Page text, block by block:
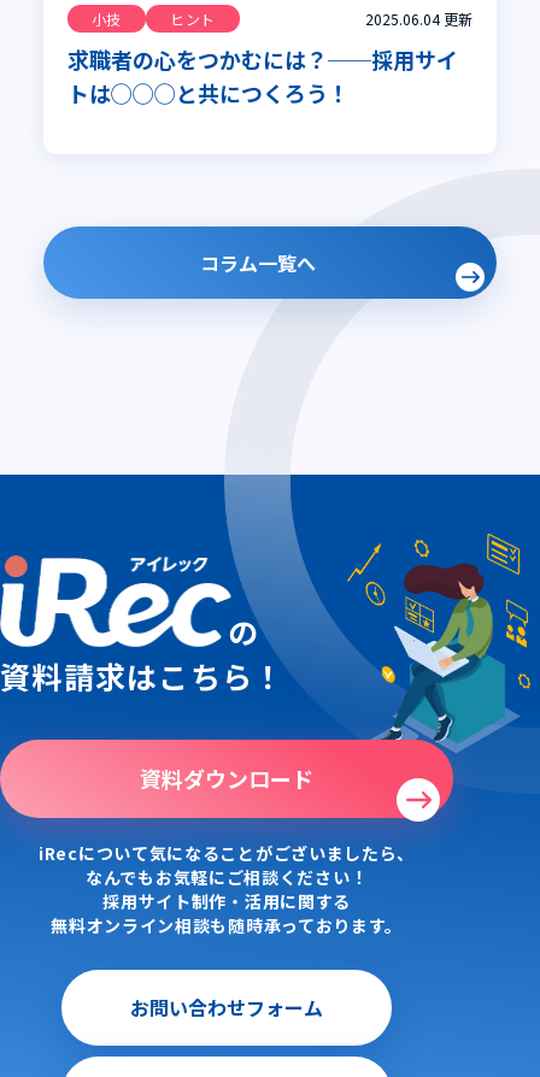
小技 ヒント 2025.06.04更新
求職者の心をつかむには？──採用サイ
トは◯◯◯と共につくろう！
コラム一覧へ
の
資料請求はこちら！
資料ダウンロード
iRecについて気になることがございましたら、
なんでもお気軽にご相談ください！
採用サイト制作・活用に関する
無料オンライン相談も随時承っております。
お問い合わせフォーム